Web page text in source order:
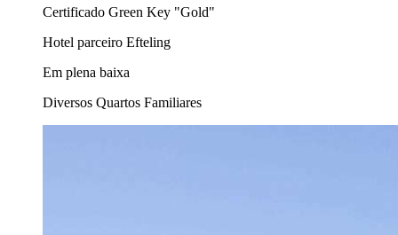
Certificado Green Key "Gold"
Hotel parceiro Efteling
Em plena baixa
Diversos Quartos Familiares